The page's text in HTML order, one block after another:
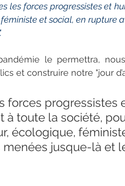
les forces progressistes et
et social, en rupture
le permettra,
et construire notre "jour
forces progressistes
à toute la société,
écologique,
jusque-là et